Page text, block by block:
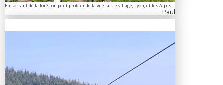
En sortant de la forêt on peut profiter de la vue sur le village, Lyon, et les Alpes
Paul